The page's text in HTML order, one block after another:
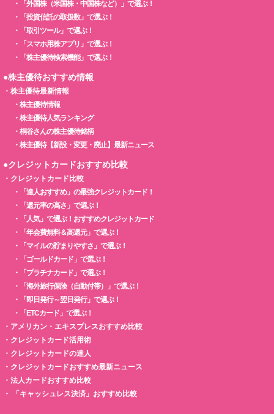
・
「外国株（米国株・中国株など）」で選ぶ！
・
「投資信託の取扱数」で選ぶ！
・
「取引ツール」で選ぶ！
・
「スマホ用株アプリ」で選ぶ！
・
「株主優待検索機能」で選ぶ！
●株主優待おすすめ情報
・ 株主優待最新情報
・ 株主優待情報
・ 株主優待人気ランキング
・ 桐谷さんの株主優待銘柄
・ 株主優待【新設・変更・廃止】最新ニュース
●クレジットカードおすすめ比較
・ クレジットカード比較
・
「達人おすすめ」の最強クレジットカード！
・
「還元率の高さ」で選ぶ！
・
「人気」で選ぶ！おすすめクレジットカード
・
「年会費無料＆高還元」で選ぶ！
・
「マイルの貯まりやすさ」で選ぶ！
・
「ゴールドカード」で選ぶ！
・
「プラチナカード」で選ぶ！
・
「海外旅行保険（自動付帯）」で選ぶ！
・
「即日発行～翌日発行」で選ぶ！
・
「ETCカード」で選ぶ！
・ アメリカン・エキスプレスおすすめ比較
・ クレジットカード活用術
・ クレジットカードの達人
・ クレジットカードおすすめ最新ニュース
・ 法人カードおすすめ比較
・
「キャッシュレス決済」おすすめ比較